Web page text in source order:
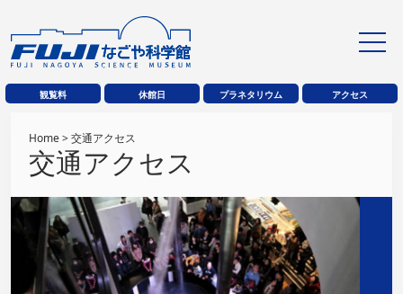
観覧料 休館日 プラネタリウム アクセス
Home> 交通アクセス
交通アクセス